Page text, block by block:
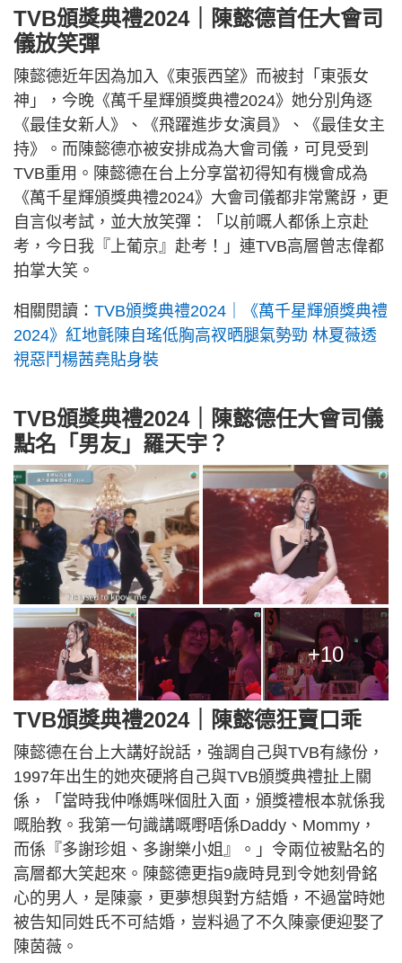
TVB頒獎典禮2024｜陳懿德首任大會司
儀放笑彈
陳懿德近年因為加入《東張西望》而被封「東張女
神」，今晚《萬千星輝頒獎典禮2024》她分別角逐
《最佳女新人》、《飛躍進步女演員》、《最佳女主
持》。而陳懿德亦被安排成為大會司儀，可見受到
TVB重用。陳懿德在台上分享當初得知有機會成為
《萬千星輝頒獎典禮2024》大會司儀都非常驚訝，更
自言似考試，並大放笑彈：「以前嘅人都係上京赴
考，今日我『上葡京』赴考！」連TVB高層曾志偉都
拍掌大笑。
相關閱讀： TVB頒獎典禮2024｜《萬千星輝頒獎典禮
2024》紅地氈陳自瑤低胸高衩晒腿氣勢勁 林夏薇透
視惡鬥楊茜堯貼身裝
TVB頒獎典禮2024｜陳懿德任大會司儀
點名「男友」羅天宇？
+10
TVB頒獎典禮2024｜陳懿德狂賣口乖
陳懿德在台上大講好說話，強調自己與TVB有緣份，
1997年出生的她夾硬將自己與TVB頒獎典禮扯上關
係，「當時我仲喺媽咪個肚入面，頒獎禮根本就係我
嘅胎教。我第一句識講嘅嘢唔係Daddy、Mommy，
而係『多謝珍姐、多謝樂小姐』。」令兩位被點名的
高層都大笑起來。陳懿德更指9歲時見到令她刻骨銘
心的男人，是陳豪，更夢想與對方結婚，不過當時她
被告知同姓氏不可結婚，豈料過了不久陳豪便迎娶了
陳茵薇。